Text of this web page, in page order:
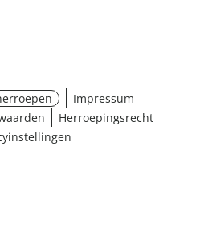
Impressum
Herroepingsrecht